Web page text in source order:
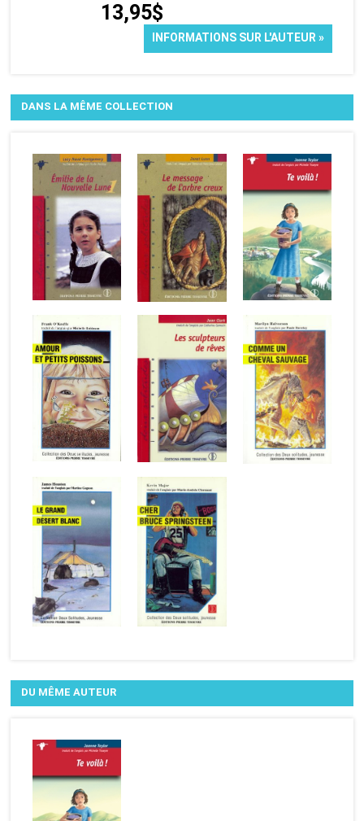
13,95$
INFORMATIONS SUR L'AUTEUR »
DANS LA MÊME COLLECTION
DU MÊME AUTEUR